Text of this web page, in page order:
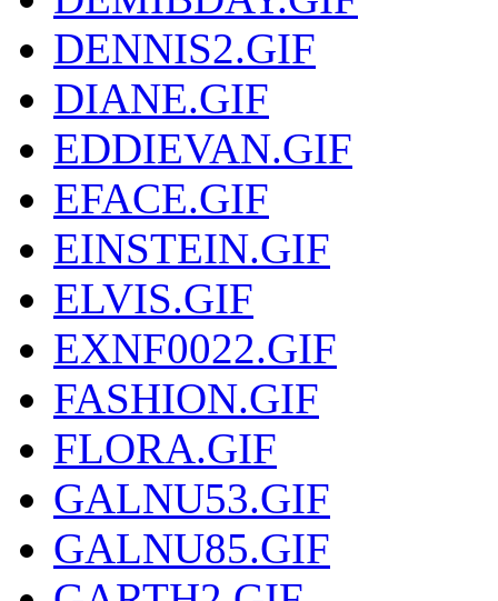
DENNIS2.GIF
DIANE.GIF
EDDIEVAN.GIF
EFACE.GIF
EINSTEIN.GIF
ELVIS.GIF
EXNF0022.GIF
FASHION.GIF
FLORA.GIF
GALNU53.GIF
GALNU85.GIF